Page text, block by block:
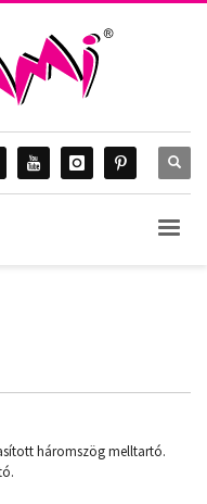
háromszög melltartó.